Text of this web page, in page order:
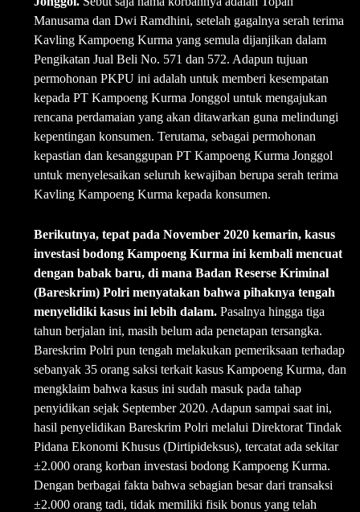
Manusama dan Dwi Ramdhini, setelah gagalnya serah terima
Kavling Kampoeng Kurma yang semula dijanjikan dalam
Pengikatan Jual Beli No. 571 dan 572. Adapun tujuan
permohonan PKPU ini adalah untuk memberi kesempatan
kepada PT Kampoeng Kurma Jonggol untuk mengajukan
rencana perdamaian yang akan ditawarkan guna melindungi
kepentingan konsumen. Terutama, sebagai permohonan
kepastian dan kesanggupan PT Kampoeng Kurma Jonggol
untuk menyelesaikan seluruh kewajiban berupa serah terima
Kavling Kampoeng Kurma kepada konsumen.
Berikutnya, tepat pada November 2020 kemarin, kasus
investasi bodong Kampoeng Kurma ini kembali mencuat
dengan babak baru, di mana Badan Reserse Kriminal
(Bareskrim) Polri menyatakan bahwa pihaknya tengah
menyelidiki kasus ini lebih dalam. Pasalnya hingga tiga
tahun berjalan ini, masih belum ada penetapan tersangka.
Bareskrim Polri pun tengah melakukan pemeriksaan terhadap
sebanyak 35 orang saksi terkait kasus Kampoeng Kurma, dan
mengklaim bahwa kasus ini sudah masuk pada tahap
penyidikan sejak September 2020. Adapun sampai saat ini,
hasil penyelidikan Bareskrim Polri melalui Direktorat Tindak
Pidana Ekonomi Khusus (Dirtipideksus), tercatat ada sekitar
±2.000 orang korban investasi bodong Kampoeng Kurma.
Dengan berbagai fakta bahwa sebagian besar dari transaksi
±2.000 orang tadi, tidak memiliki fisik bonus yang telah